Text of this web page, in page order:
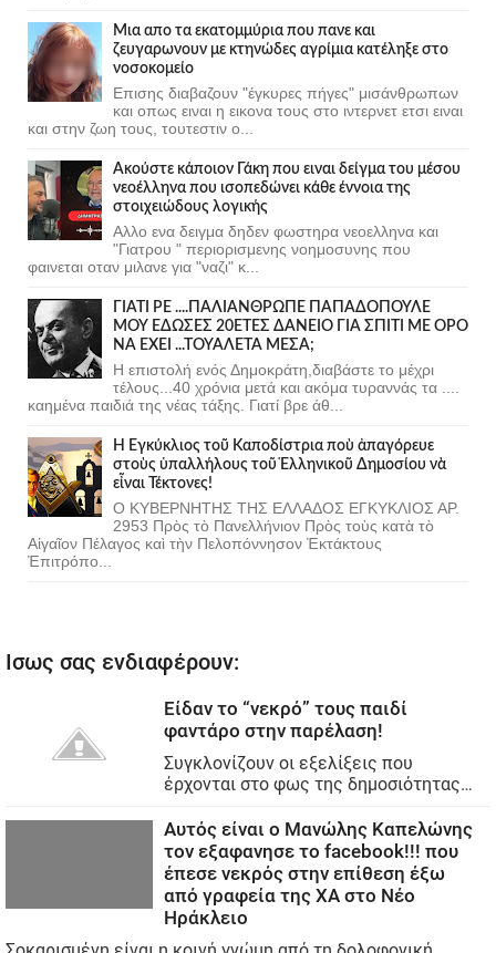
Μια απο τα εκατομμύρια που πανε και
ζευγαρωνουν με κτηνώδες αγρίμια κατέληξε στο
νοσοκομείο
Επισης διαβαζουν "έγκυρες πήγες" μισάνθρωπων
και οπως ειναι η εικονα τους στο ιντερνετ ετσι ειναι
και στην ζωη τους, τουτεστιν ο...
Ακούστε κάποιον Γάκη που ειναι δείγμα του μέσου
νεοέλληνα που ισοπεδώνει κάθε έννοια της
στοιχειώδους λογικής
Αλλο ενα δειγμα δηδεν φωστηρα νεοελληνα και
"Γιατρου " περιορισμενης νοημοσυνης που
φαινεται οταν μιλανε για "ναζι" κ...
ΓΙΑΤΙ ΡΕ ....ΠΑΛΙΑΝΘΡΩΠΕ ΠΑΠΑΔΟΠΟΥΛΕ
ΜΟΥ ΕΔΩΣΕΣ 20ΕΤΕΣ ΔΑΝΕΙΟ ΓΙΑ ΣΠΙΤΙ ΜΕ ΟΡΟ
ΝΑ ΕΧΕΙ ...ΤΟΥΑΛΕΤΑ ΜΕΣΑ;
Η επιστολή ενός Δημοκράτη,διαβάστε το μέχρι
τέλους...40 χρόνια μετά και ακόμα τυραννάς τα ....
καημένα παιδιά της νέας τάξης. Γιατί βρε άθ...
Ἡ Ἐγκύκλιος τοῦ Καποδίστρια ποὺ ἀπαγόρευε
στοὺς ὑπαλλήλους τοῦ Ἑλληνικοῦ Δημοσίου νὰ
εἶναι Τέκτονες!
Ο ΚΥΒΕΡΝΗΤΗΣ ΤΗΣ ΕΛΛΑΔΟΣ ΕΓΚΥΚΛΙΟΣ ΑΡ.
2953 Πρὸς τὸ Πανελλήνιον Πρὸς τοὺς κατὰ τὸ
Αἰγαῖον Πέλαγος καὶ τὴν Πελοπόννησον Ἐκτάκτους
Ἐπιτρόπο...